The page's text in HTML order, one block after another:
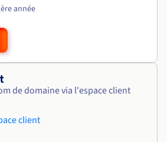
année
de domaine via l'espace client
client